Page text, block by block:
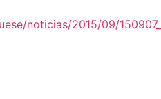
noticias/2015/09/